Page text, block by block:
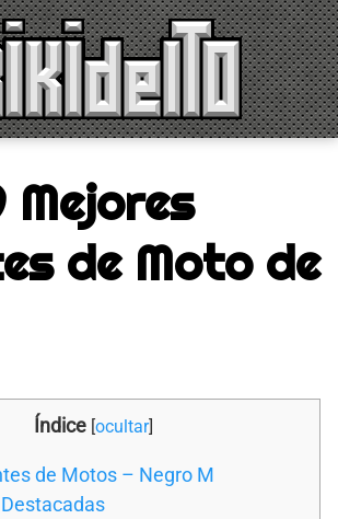
Mejores
de Moto de
Índice [ocultar]
de Motos – Negro M